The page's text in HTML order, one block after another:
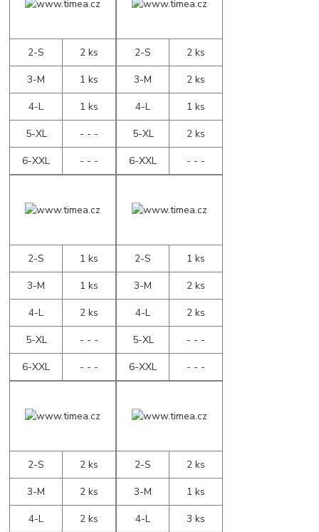
2-S
2 ks
3-M
1 ks
4-L
1 ks
5-XL
- - -
6-XXL
- - -
2-S
2 ks
3-M
2 ks
4-L
1 ks
5-XL
2 ks
6-XXL
- - -
2-S
1 ks
3-M
1 ks
4-L
2 ks
5-XL
- - -
6-XXL
- - -
2-S
1 ks
3-M
2 ks
4-L
2 ks
5-XL
- - -
6-XXL
- - -
2-S
2 ks
3-M
2 ks
4-L
2 ks
2-S
2 ks
3-M
1 ks
4-L
3 ks